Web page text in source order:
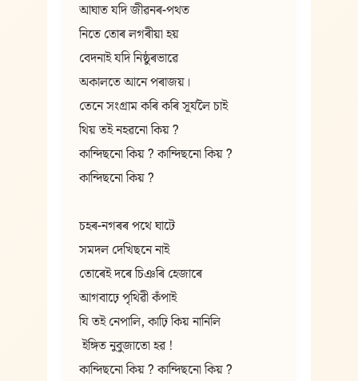
আঘাত যদি জীৱনৰ-পথত
নিতে তোৰ লগৰীয়া হয়
বেদনাই যদি নিষ্ঠুৰভাৱে
অকালতে আনে পৰাজয়।
তেনে সংগ্ৰাম কৰি কৰি সূৰ্যলৈ চাই
থিয় তই নহৱনো কিয় ?
কান্দিছনো কিয় ? কান্দিছনো কিয় ?
কান্দিছনো কিয় ?
চহৰ-নগৰৰ পথে ঘাটে
সমদল দেখিছনে নাই
তোৰেই দৰে চিঞৰি হেজাৰে
আগবাঢ়ে পৃথিৱী কঁপাই
যি তই নেপালি, কাঢ়ি কিয় নানিলি
ইঙ্গিত নুবুজাতো হৱ !
কান্দিছনো কিয় ? কান্দিছনো কিয় ?